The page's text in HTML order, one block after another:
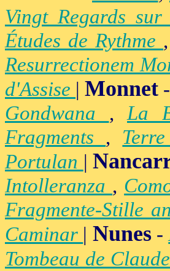
Vingt Regards
Études de Rythme ,
Resurrectionem
d'Assise |Monnet
Gondwana ,La
Fragments ,
Portulan |
Intolleranza ,
Fragmente-Stille
Caminar | Nunes-
Tombeau de